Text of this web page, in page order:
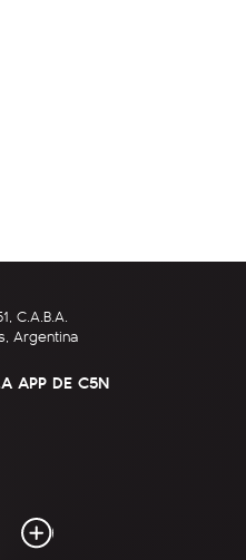
C.A.B.A.
Argentina
APP DE C5N